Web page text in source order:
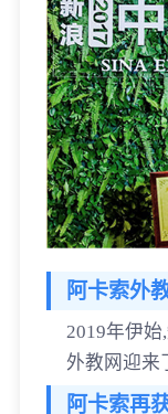
阿卡索外
2019年伊
外教网迎来
阿卡索再